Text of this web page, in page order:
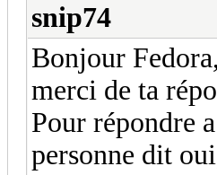
snip74
Bonjour Fedora,
merci de ta
Pour répondre
personne dit